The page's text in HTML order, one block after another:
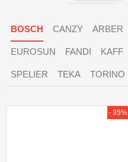
BOSCH CANZY ARBER
EUROSUN FANDI KAFF
SPELIER TEKA TORINO
- 35%